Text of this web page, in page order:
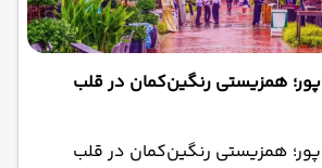
همزیستی رنگین‌کمان در قلب
همزیستی رنگین‌کمان در قلب